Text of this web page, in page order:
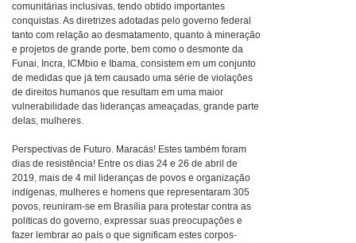
comunitárias inclusivas, tendo obtido importantes
conquistas. As diretrizes adotadas pelo governo federal
tanto com relação ao desmatamento, quanto à mineração
e projetos de grande porte, bem como o desmonte da
Funai, Incra, ICMbio e Ibama, consistem em um conjunto
de medidas que já tem causado uma série de violações
de direitos humanos que resultam em uma maior
vulnerabilidade das lideranças ameaçadas, grande parte
delas, mulheres.
Perspectivas de Futuro. Maracás! Estes também foram
dias de resistência! Entre os dias 24 e 26 de abril de
2019, mais de 4 mil lideranças de povos e organização
indígenas, mulheres e homens que representaram 305
povos, reuniram-se em Brasília para protestar contra as
políticas do governo, expressar suas preocupações e
fazer lembrar ao país o que significam estes corpos-